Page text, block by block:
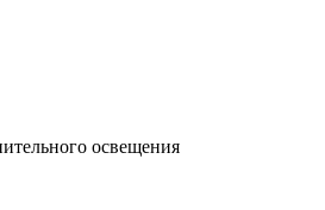
освещения